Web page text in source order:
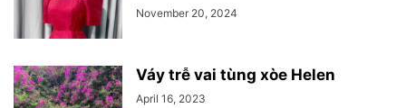
November 20, 2024
Váy trễ vai tùng xòe Helen
April 16, 2023